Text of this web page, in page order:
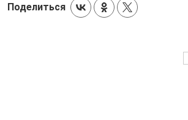
Поделиться